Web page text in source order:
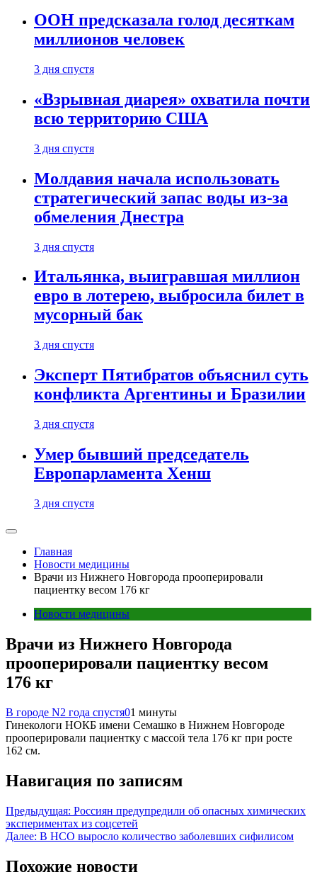
ООН предсказала голод десяткам
миллионов человек
3 дня спустя
«Взрывная диарея» охватила почти
всю территорию США
3 дня спустя
Молдавия начала использовать
стратегический запас воды из-за
обмеления Днестра
3 дня спустя
Итальянка, выигравшая миллион
евро в лотерею, выбросила билет в
мусорный бак
3 дня спустя
Эксперт Пятибратов объяснил суть
конфликта Аргентины и Бразилии
3 дня спустя
Умер бывший председатель
Европарламента Хенш
3 дня спустя
Главная
Новости медицины
Врачи из Нижнего Новгорода прооперировали
пациентку весом 176 кг
Новости медицины
Врачи из Нижнего Новгорода
прооперировали пациентку весом
176 кг
В городе N2 года спустя01 минуты
Гинекологи НОКБ имени Семашко в Нижнем Новгороде
прооперировали пациентку с массой тела 176 кг при росте
162 см.
Навигация по записям
Предыдущая: Россиян предупредили об опасных химических
экспериментах из соцсетей
Далее: В НСО выросло количество заболевших сифилисом
Похожие новости